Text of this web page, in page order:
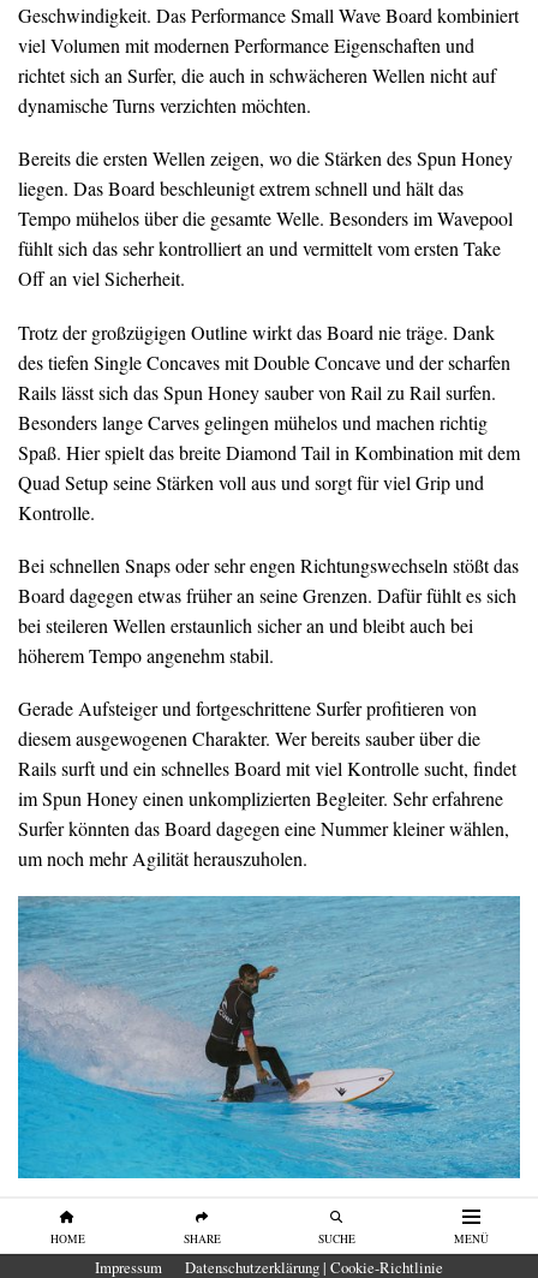
HOME SHARE SUCHE MENÜ
Geschwindigkeit. Das Performance Small Wave Board kombiniert
viel Volumen mit modernen Performance Eigenschaften und
richtet sich an Surfer, die auch in schwächeren Wellen nicht auf
dynamische Turns verzichten möchten.
Bereits die ersten Wellen zeigen, wo die Stärken des Spun Honey
liegen. Das Board beschleunigt extrem schnell und hält das
Tempo mühelos über die gesamte Welle. Besonders im Wavepool
fühlt sich das sehr kontrolliert an und vermittelt vom ersten Take
Off an viel Sicherheit.
Trotz der großzügigen Outline wirkt das Board nie träge. Dank
des tiefen Single Concaves mit Double Concave und der scharfen
Rails lässt sich das Spun Honey sauber von Rail zu Rail surfen.
Besonders lange Carves gelingen mühelos und machen richtig
Spaß. Hier spielt das breite Diamond Tail in Kombination mit dem
Quad Setup seine Stärken voll aus und sorgt für viel Grip und
Kontrolle.
Bei schnellen Snaps oder sehr engen Richtungswechseln stößt das
Board dagegen etwas früher an seine Grenzen. Dafür fühlt es sich
bei steileren Wellen erstaunlich sicher an und bleibt auch bei
höherem Tempo angenehm stabil.
Gerade Aufsteiger und fortgeschrittene Surfer profitieren von
diesem ausgewogenen Charakter. Wer bereits sauber über die
Rails surft und ein schnelles Board mit viel Kontrolle sucht, findet
im Spun Honey einen unkomplizierten Begleiter. Sehr erfahrene
Surfer könnten das Board dagegen eine Nummer kleiner wählen,
um noch mehr Agilität herauszuholen.
Unser Eindruck
Das Firewire Spun Honey gehört zu den schnellsten Boards
Impressum Datenschutzerklärung | Cookie-Richtlinie